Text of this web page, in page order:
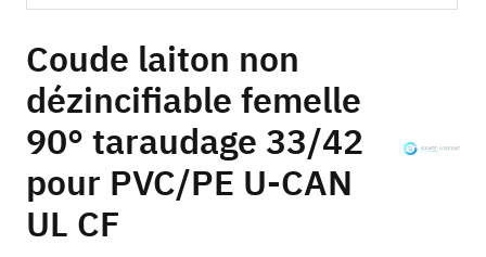
to
the
beginning
of
the
gallery
Coude laiton non
dézincifiable femelle
90° taraudage 33/42
pour PVC/PE U-CAN
UL CF